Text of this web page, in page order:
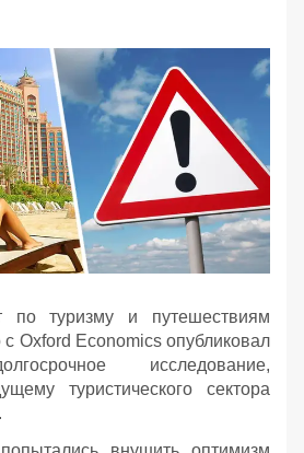
по туризму и путешествиям
Oxford Economics опубликовал
исследование,
туристического сектора